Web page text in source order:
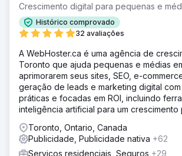
Ir para a página da
Crescimento digital para pequenas e
Histórico comprovado
32 avaliações
A WebHoster.ca é uma agência de
Toronto que ajuda pequenas e médias
aprimorarem seus sites, SEO, e-
geração de leads e marketing digital
práticas e focadas em ROI, incluindo
inteligência artificial para um
Toronto, Ontario, Canada
Publicidade, Publicidade nativa +62
Serviços residenciais, Seguros +29